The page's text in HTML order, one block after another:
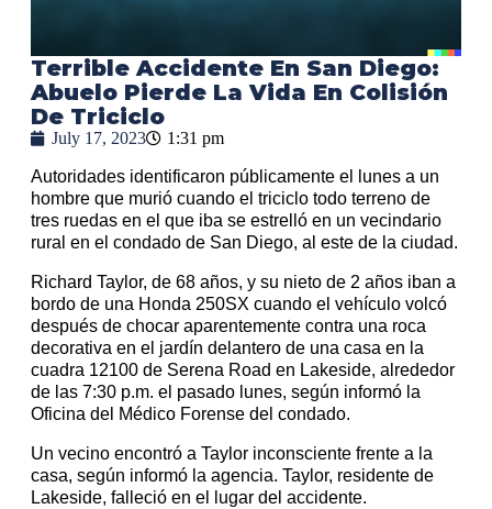
Terrible Accidente En San Diego:
Abuelo Pierde La Vida En Colisión
De Triciclo
July 17, 2023 1:31 pm
Autoridades identificaron públicamente el lunes a un
hombre que murió cuando el triciclo todo terreno de
tres ruedas en el que iba se estrelló en un vecindario
rural en el condado de San Diego, al este de la ciudad.
Richard Taylor, de 68 años, y su nieto de 2 años iban a
bordo de una Honda 250SX cuando el vehículo volcó
después de chocar aparentemente contra una roca
decorativa en el jardín delantero de una casa en la
cuadra 12100 de Serena Road en Lakeside, alrededor
de las 7:30 p.m. el pasado lunes, según informó la
Oficina del Médico Forense del condado.
Un vecino encontró a Taylor inconsciente frente a la
casa, según informó la agencia. Taylor, residente de
Lakeside, falleció en el lugar del accidente.